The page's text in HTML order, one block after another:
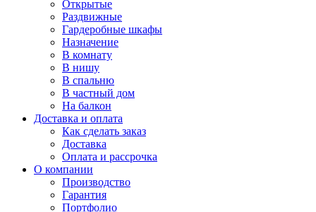
Открытые
Раздвижные
Гардеробные шкафы
Назначение
В комнату
В нишу
В спальню
В частный дом
На балкон
Доставка и оплата
Как сделать заказ
Доставка
Оплата и рассрочка
О компании
Производство
Гарантия
Портфолио